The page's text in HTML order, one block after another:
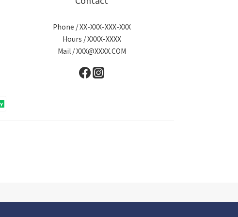
Phone / XX-XXX-XXX-XXX
Hours / XXXX-XXXX
Mail / XXX@XXXX.COM